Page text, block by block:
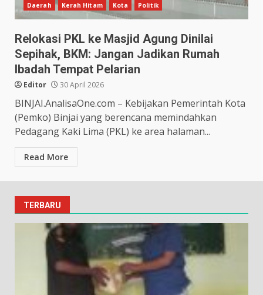
Daerah Kerah Hitam Kota Politik
Relokasi PKL ke Masjid Agung Dinilai
Sepihak, BKM: Jangan Jadikan Rumah
Ibadah Tempat Pelarian
Editor 30 April 2026
BINJAI.AnalisaOne.com – Kebijakan Pemerintah Kota
(Pemko) Binjai yang berencana memindahkan
Pedagang Kaki Lima (PKL) ke area halaman...
Read More
TERBARU